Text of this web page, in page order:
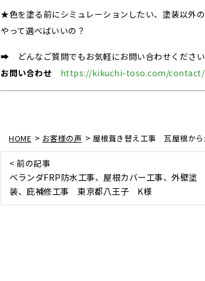
★色を塗る前にシミュレーションしたい、塗装以
やって選べばいいの？
➡ どんなご質問でもお気軽にお問い合わせください
お問い合わせ
https://kikuchi-toso.com/contact/
HOME > お客様の声 > 屋根葺き替え工事 瓦屋根か
< 前の記事
ベランダFRP防水工事、屋根カバー工事、外壁塗
装、庇補修工事 東京都八王子 K様